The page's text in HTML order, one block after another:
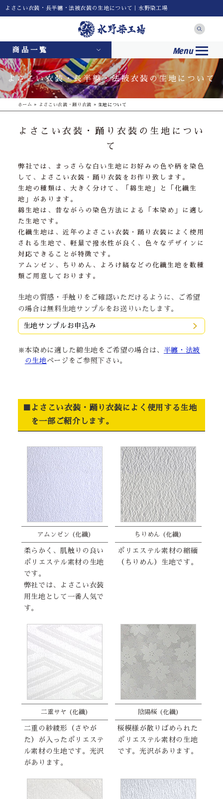
よさこい衣装・長半纏・法被衣装の生地について｜水野染工場
商品一覧 Menu
よさこい衣装・長半纏・法被衣装の生地について
ホーム » よさこい衣装・踊り衣装 » 生地について
よさこい衣装・踊り衣装の生地につい
て
弊社では、まっさらな白い生地にお好みの色や柄を染色
して、よさこい衣装・踊り衣装をお作り致します。
生地の種類は、大きく分けて、「綿生地」と「化繊生
地」があります。
綿生地は、昔ながらの染色方法による「本染め」に適し
た生地です。
化繊生地は、近年のよさこい衣装・踊り衣装によく使用
される生地で、軽量で撥水性が良く、色々なデザインに
対応できることが特徴です。
アムンゼン、ちりめん、よろけ縞などの化繊生地を数種
類ご用意しております。
生地の質感・手触りをご確認いただけるように、ご希望
の場合は無料生地サンプルをお送りいたします。
生地サンプルお申込み
※本染めに適した綿生地をご希望の場合は、 半纏・法被
の生地ページをご参照下さい。
■よさこい衣装・踊り衣装によく使用する生地
を一部ご紹介します。
アムンゼン (化繊)
柔らかく、肌触りの良い
ポリエステル素材の生地
です。
弊社では、よさこい衣装
用生地として一番人気で
す。
ちりめん (化繊)
ポリエステル素材の縮緬
（ちりめん）生地です。
二重サヤ (化繊)
二重の紗綾形（さやが
た）が入ったポリエステ
ル素材の生地です。光沢
があります。
陰陽桜 (化繊)
桜模様が散りばめられた
ポリエステル素材の生地
です。光沢があります。